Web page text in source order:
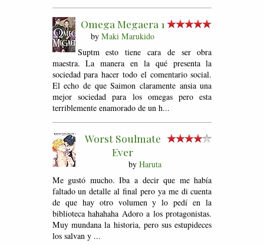
Omega Megaera 1
by Maki Marukido
Suptm esto tiene cara de ser obra
maestra. La manera en la qué presenta la
sociedad para hacer todo el comentario social.
El echo de que Saimon claramente ansia una
mejor sociedad para los omegas pero esta
terriblemente enamorado de un h...
Worst Soulmate
Ever
by Haruta
Me gustó mucho. Iba a decir que me había
faltado un detalle al final pero ya me di cuenta
de que hay otro volumen y lo pedí en la
biblioteca hahahaha Adoro a los protagonistas.
Muy mundana la historia, pero sus estupideces
los salvan y ...